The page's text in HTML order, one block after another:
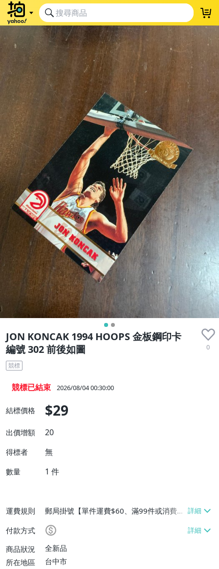
JON KONCAK 1994 HOOPS 金板鋼印卡
編號 302 前後如圖
0
競標
競標已結束 2026/08/04 00:30:00
結標價格 $29
出價增額 20
得標者 無
數量 1 件
運費規則
郵局掛號【單件運費$60、滿99件或消費滿
$9999免運費】
付款方式
商品狀況
全新品
所在地區
台中市